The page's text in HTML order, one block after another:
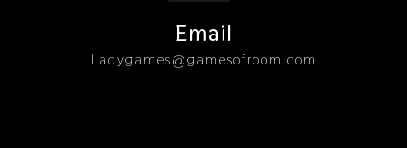
Email
ladygames@gamesofroom.com